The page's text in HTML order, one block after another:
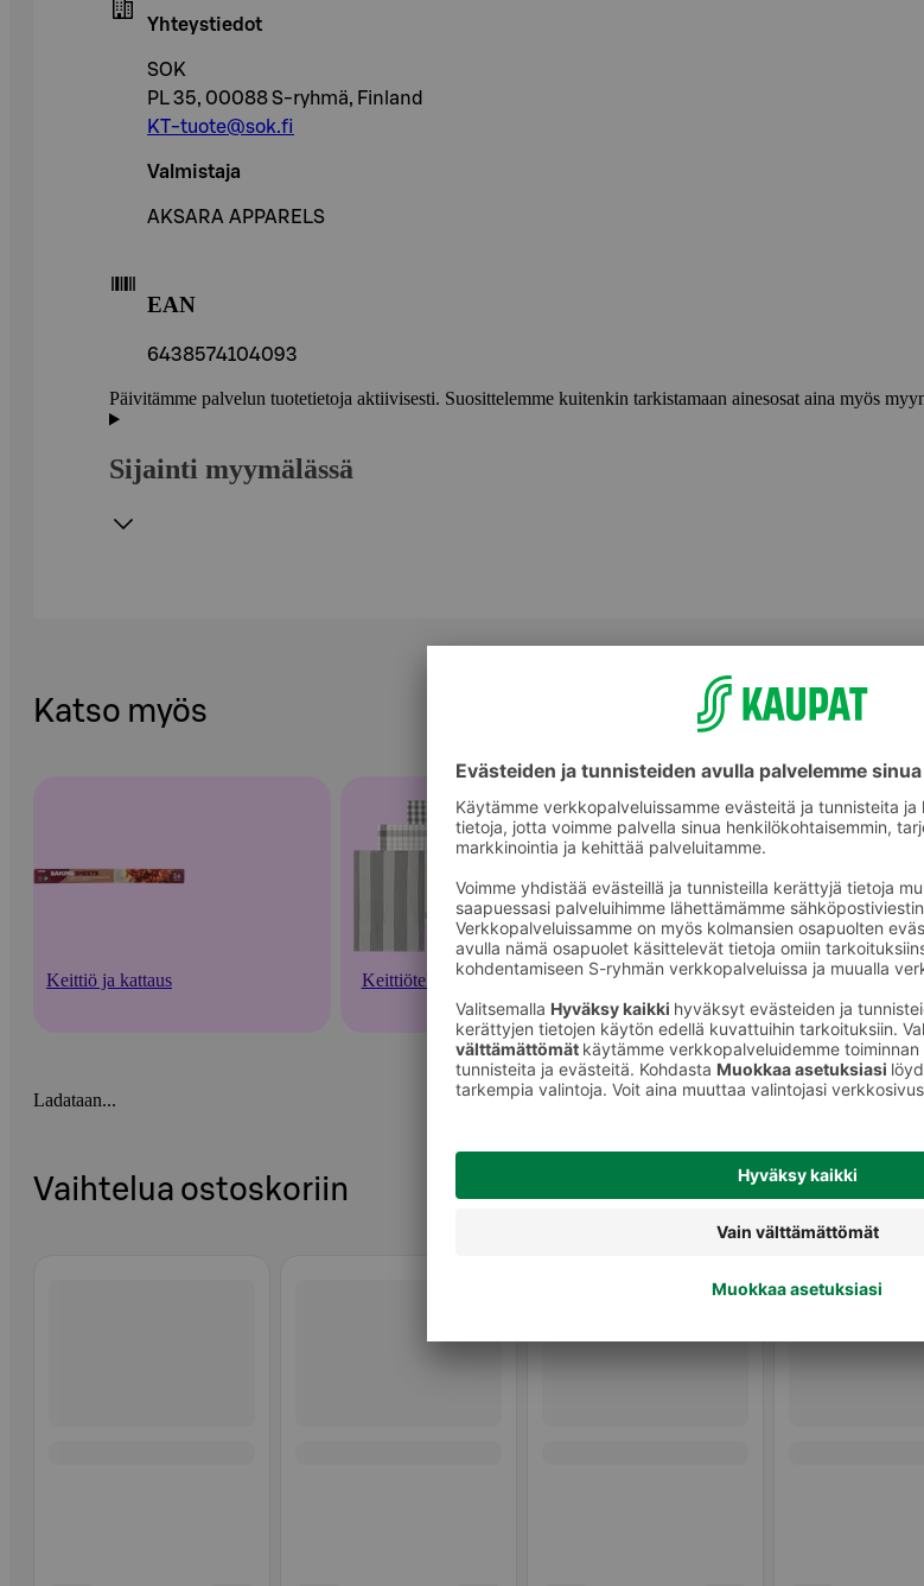
Yhteystiedot
SOK
PL 35, 00088 S-ryhmä, Finland
KT-tuote@sok.fi
Valmistaja
AKSARA APPARELS
EAN
6438574104093
Päivitämme palvelun tuotetietoja aktiivisesti. Suosittelemme kuitenkin tarkistamaan ainesosat aina myös
Sijainti myymälässä
Katso myös
Keittiö ja kattaus Keittiötekstiilit Istuintyynyt
Ladataan...
Vaihtelua ostoskoriin